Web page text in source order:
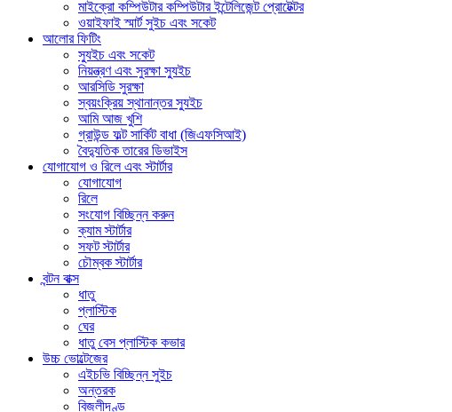
মাইক্রো কম্পিউটার কম্পিউটার ইন্টেলিজেন্ট প্রোটেক্টর
ওয়াইফাই স্মার্ট সুইচ এবং সকেট
আলোর ফিটিং
স্যুইচ এবং সকেট
নিয়ন্ত্রণ এবং সুরক্ষা স্যুইচ
আরসিডি সুরক্ষা
স্বয়ংক্রিয় স্থানান্তর স্যুইচ
আমি আজ খুশি
গ্রাউন্ড ফল্ট সার্কিট বাধা (জিএফসিআই)
বৈদ্যুতিক তারের ডিভাইস
যোগাযোগ ও রিলে এবং স্টার্টার
যোগাযোগ
রিলে
সংযোগ বিচ্ছিন্ন করুন
ক্যাম স্টার্টার
সফট স্টার্টার
চৌম্বক স্টার্টার
বন্টন বাক্স
ধাতু
প্লাস্টিক
ঘের
ধাতু বেস প্লাস্টিক কভার
উচ্চ ভোল্টেজের
এইচভি বিচ্ছিন্ন সুইচ
অন্তরক
বিজলীদণ্ড